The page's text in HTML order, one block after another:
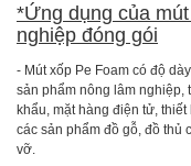
*Ứng dụng của
nghiệp đóng gói
- Mút xốp Pe Foam có độ
sản phẩm nông lâm nghiệp,
khẩu, mặt hàng điện tử,
các sản phẩm đồ gỗ, đồ thủ
vỡ.